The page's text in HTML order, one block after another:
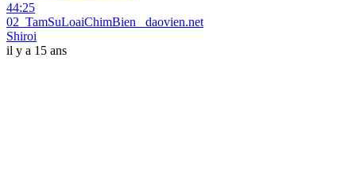
44:25
02_TamSuLoaiChimBien_ daovien.net
Shiroi
il y a 15 ans